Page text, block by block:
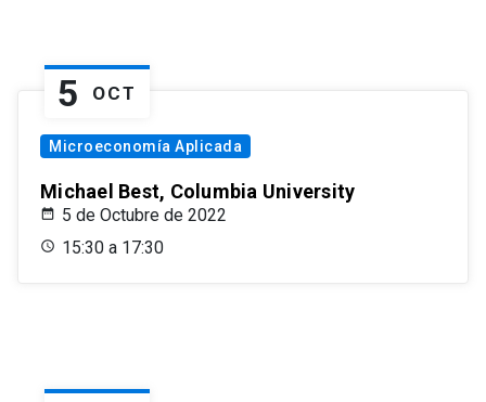
5 OCT
Microeconomía Aplicada
Michael Best, Columbia University
5 de Octubre de 2022
15:30 a 17:30